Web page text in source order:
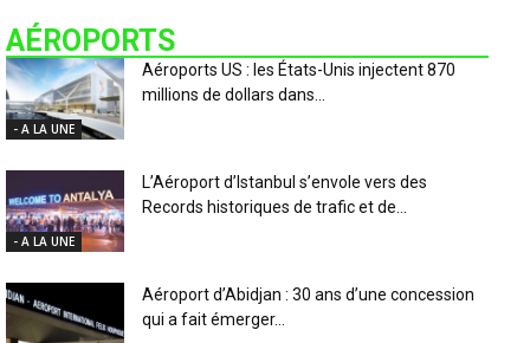
AÉROPORTS
- A LA UNE
Aéroports US : les États-Unis injectent 870
millions de dollars dans...
- A LA UNE
L’Aéroport d’Istanbul s’envole vers des
Records historiques de trafic et de...
Aéroport d’Abidjan : 30 ans d’une concession
qui a fait émerger...